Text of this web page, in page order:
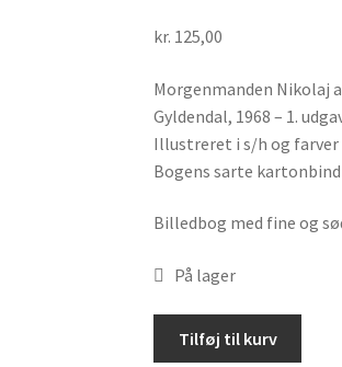
kr. 125,00
Morgenmanden Nikolaj
Gyldendal, 1968 – 1.
Illustreret i s/h og
Bogens sarte
Billedbog med fine og
På lager
Tilføj til kurv